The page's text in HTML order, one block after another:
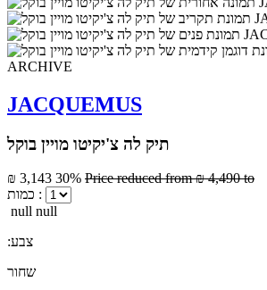
ARCHIVE
JACQUEMUS
תיק לה צ'יקיטו מויין בוקל
₪ 3,143 30% Price reduced from₪ 4,490 to
כמות :
null null
:צבע
שחור